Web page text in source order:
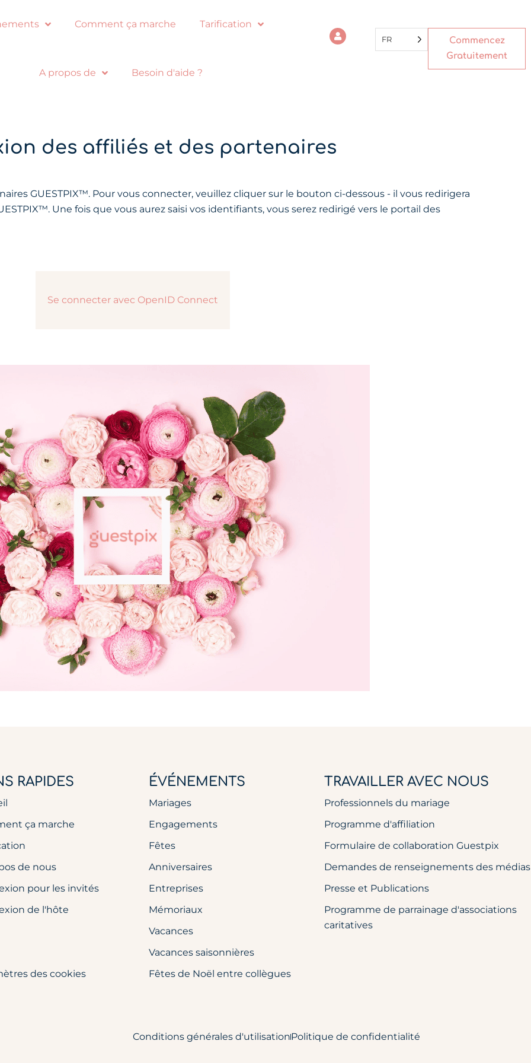
Comment ça marche Tarification
A propos de Besoin d'aide ?
FR
Commencez
Gratuitement
des affiliés et des partenaires
GUESTPIX™. Pour vous connecter, veuillez cliquer sur le bouton ci-dessous - il vous redirigera
Une fois que vous aurez saisi vos identifiants, vous serez redirigé vers le portail des
Se connecter avec OpenID Connect
RAPIDES
ça marche
de nous
pour les invités
de l'hôte
des cookies
ÉVÉNEMENTS
Mariages
Engagements
Fêtes
Anniversaires
Entreprises
Mémoriaux
Vacances
Vacances saisonnières
Fêtes de Noël entre collègues
TRAVAILLER AVEC NOUS
Professionnels du mariage
Programme d'affiliation
Formulaire de collaboration Guestpix
Demandes de renseignements des médias
Presse et Publications
Programme de parrainage d'associations
caritatives
Conditions générales d'utilisationPolitique de confidentialité